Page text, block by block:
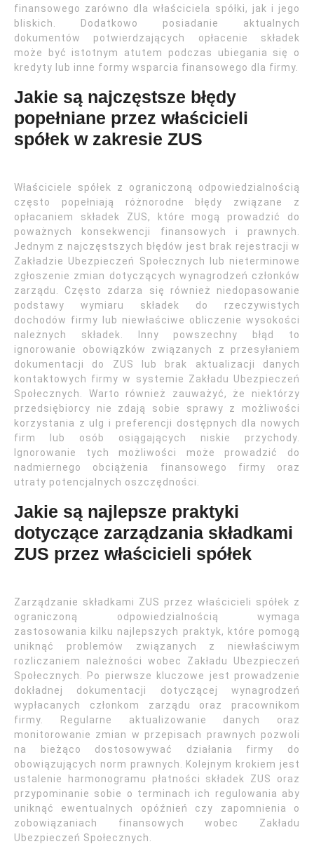
finansowego zarówno dla właściciela spółki, jak i jego
bliskich. Dodatkowo posiadanie aktualnych
dokumentów potwierdzających opłacenie składek
może być istotnym atutem podczas ubiegania się o
kredyty lub inne formy wsparcia finansowego dla firmy.
Jakie są najczęstsze błędy
popełniane przez właścicieli
spółek w zakresie ZUS
Właściciele spółek z ograniczoną odpowiedzialnością
często popełniają różnorodne błędy związane z
opłacaniem składek ZUS, które mogą prowadzić do
poważnych konsekwencji finansowych i prawnych.
Jednym z najczęstszych błędów jest brak rejestracji w
Zakładzie Ubezpieczeń Społecznych lub nieterminowe
zgłoszenie zmian dotyczących wynagrodzeń członków
zarządu. Często zdarza się również niedopasowanie
podstawy wymiaru składek do rzeczywistych
dochodów firmy lub niewłaściwe obliczenie wysokości
należnych składek. Inny powszechny błąd to
ignorowanie obowiązków związanych z przesyłaniem
dokumentacji do ZUS lub brak aktualizacji danych
kontaktowych firmy w systemie Zakładu Ubezpieczeń
Społecznych. Warto również zauważyć, że niektórzy
przedsiębiorcy nie zdają sobie sprawy z możliwości
korzystania z ulg i preferencji dostępnych dla nowych
firm lub osób osiągających niskie przychody.
Ignorowanie tych możliwości może prowadzić do
nadmiernego obciążenia finansowego firmy oraz
utraty potencjalnych oszczędności.
Jakie są najlepsze praktyki
dotyczące zarządzania składkami
ZUS przez właścicieli spółek
Zarządzanie składkami ZUS przez właścicieli spółek z
ograniczoną odpowiedzialnością wymaga
zastosowania kilku najlepszych praktyk, które pomogą
uniknąć problemów związanych z niewłaściwym
rozliczaniem należności wobec Zakładu Ubezpieczeń
Społecznych. Po pierwsze kluczowe jest prowadzenie
dokładnej dokumentacji dotyczącej wynagrodzeń
wypłacanych członkom zarządu oraz pracownikom
firmy. Regularne aktualizowanie danych oraz
monitorowanie zmian w przepisach prawnych pozwoli
na bieżąco dostosowywać działania firmy do
obowiązujących norm prawnych. Kolejnym krokiem jest
ustalenie harmonogramu płatności składek ZUS oraz
przypominanie sobie o terminach ich regulowania aby
uniknąć ewentualnych opóźnień czy zapomnienia o
zobowiązaniach finansowych wobec Zakładu
Ubezpieczeń Społecznych.